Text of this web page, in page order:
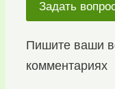
Задать
Пишите ваши
комментариях